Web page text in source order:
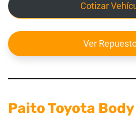
Cotizar
Ver
Paito Toyota